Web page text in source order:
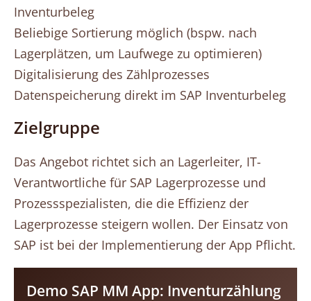
Inventurbeleg
Beliebige Sortierung möglich (bspw. nach
Lagerplätzen, um Laufwege zu optimieren)
Digitalisierung des Zählprozesses
Datenspeicherung direkt im SAP Inventurbeleg
Zielgruppe
Das Angebot richtet sich an Lagerleiter, IT-
Verantwortliche für SAP Lagerprozesse und
Prozessspezialisten, die die Effizienz der
Lagerprozesse steigern wollen. Der Einsatz von
SAP ist bei der Implementierung der App Pflicht.
Demo SAP MM App: Inventurzählung